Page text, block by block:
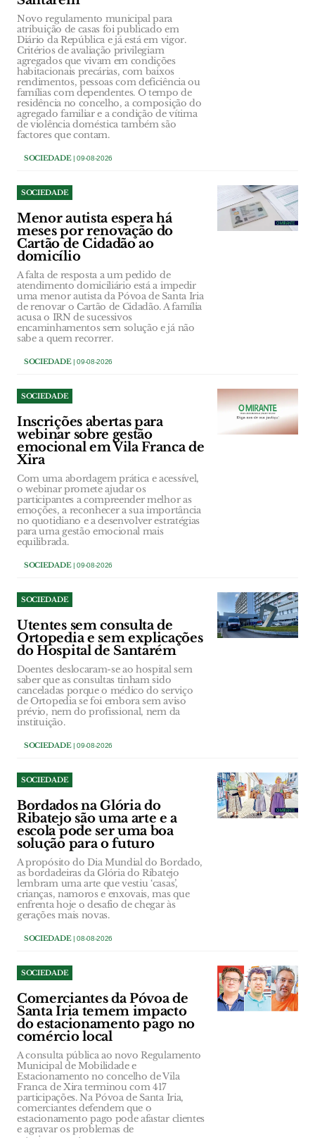
Novo regulamento municipal para
atribuição de casas foi publicado em
Diário da República e já está em vigor.
Critérios de avaliação privilegiam
agregados que vivam em condições
habitacionais precárias, com baixos
rendimentos, pessoas com deficiência ou
famílias com dependentes. O tempo de
residência no concelho, a composição do
agregado familiar e a condição de vítima
de violência doméstica também são
factores que contam.
SOCIEDADE| 09-08-2026
SOCIEDADE
Menor autista espera há
meses por renovação do
Cartão de Cidadão ao
domicílio
A falta de resposta a um pedido de
atendimento domiciliário está a impedir
uma menor autista da Póvoa de Santa Iria
de renovar o Cartão de Cidadão. A família
acusa o IRN de sucessivos
encaminhamentos sem solução e já não
sabe a quem recorrer.
SOCIEDADE| 09-08-2026
SOCIEDADE
Inscrições abertas para
webinar sobre gestão
emocional em Vila Franca de
Xira
Com uma abordagem prática e acessível,
o webinar promete ajudar os
participantes a compreender melhor as
emoções, a reconhecer a sua importância
no quotidiano e a desenvolver estratégias
para uma gestão emocional mais
equilibrada.
SOCIEDADE| 09-08-2026
SOCIEDADE
Utentes sem consulta de
Ortopedia e sem explicações
do Hospital de Santarém
Doentes deslocaram-se ao hospital sem
saber que as consultas tinham sido
canceladas porque o médico do serviço
de Ortopedia se foi embora sem aviso
prévio, nem do profissional, nem da
instituição.
SOCIEDADE| 09-08-2026
SOCIEDADE
Bordados na Glória do
Ribatejo são uma arte e a
escola pode ser uma boa
solução para o futuro
A propósito do Dia Mundial do Bordado,
as bordadeiras da Glória do Ribatejo
lembram uma arte que vestiu ‘casas’,
crianças, namoros e enxovais, mas que
enfrenta hoje o desafio de chegar às
gerações mais novas.
SOCIEDADE| 08-08-2026
SOCIEDADE
Comerciantes da Póvoa de
Santa Iria temem impacto
do estacionamento pago no
comércio local
A consulta pública ao novo Regulamento
Municipal de Mobilidade e
Estacionamento no concelho de Vila
Franca de Xira terminou com 417
participações. Na Póvoa de Santa Iria,
comerciantes defendem que o
estacionamento pago pode afastar clientes
e agravar os problemas de